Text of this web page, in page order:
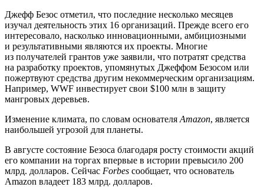
Джефф Безос отметил, что последние несколько месяцев
изучал деятельность этих 16 организаций. Прежде всего его
интересовало, насколько инновационными, амбициозными
и результативными являются их проекты. Многие
из получателей грантов уже заявили, что потратят средства
на разработку проектов, упомянутых Джеффом Безосом или
пожертвуют средства другим некоммерческим организациям.
Например, WWF инвестирует свои $100 млн в защиту
мангровых деревьев.
Изменение климата, по словам основателя Amazon, является
наибольшей угрозой для планеты.
В августе состояние Безоса благодаря росту стоимости акций
его компании на торгах впервые в истории превысило 200
млрд. долларов. Сейчас Forbes сообщает, что основатель
Amazon владеет 183 млрд. долларов.